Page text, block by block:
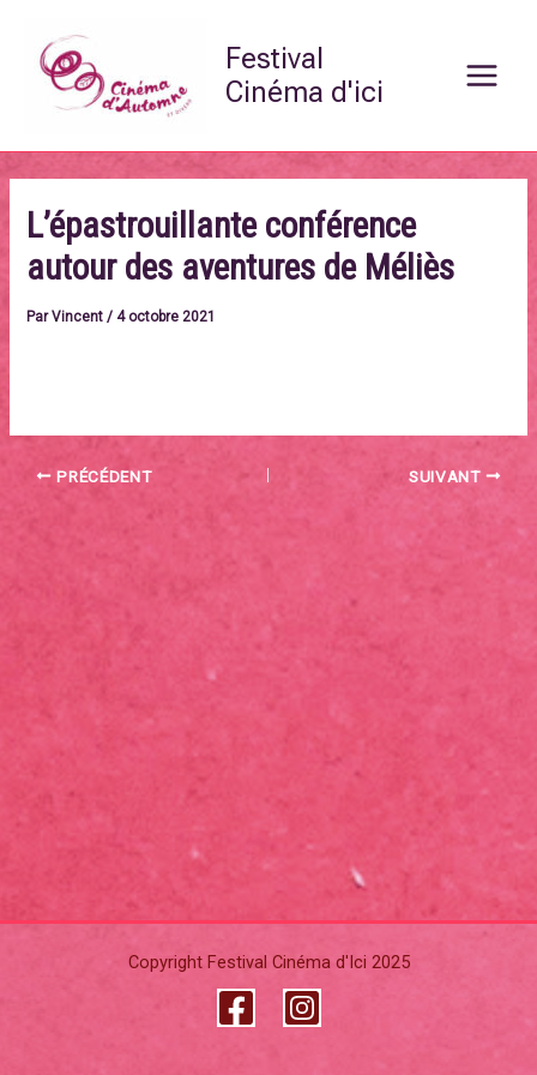
contenu
Festival
Cinéma d'ici
Menu
L’épastrouillante conférence
autour des aventures de Méliès
ParVincent/4 octobre 2021
PRÉCÉDENT SUIVANT
Copyright Festival Cinéma d'Ici 2025